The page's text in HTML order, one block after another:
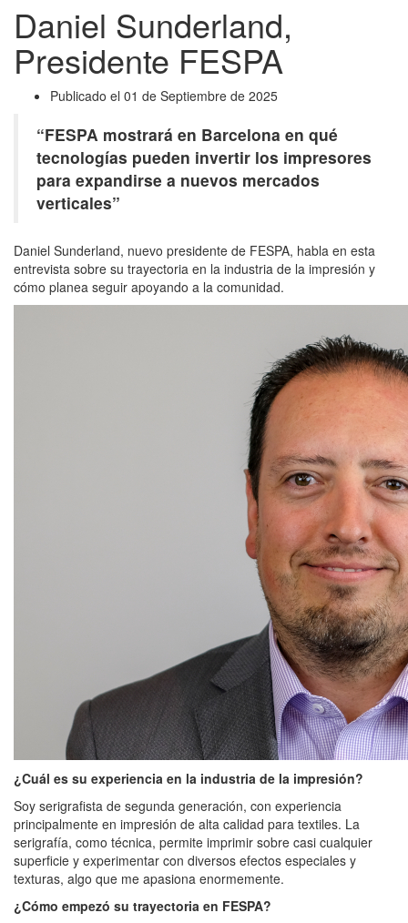
Daniel Sunderland,
Presidente FESPA
Publicado el 01 de Septiembre de 2025
“FESPA mostrará en Barcelona en qué
tecnologías pueden invertir los impresores
para expandirse a nuevos mercados
verticales”
Daniel Sunderland, nuevo presidente de FESPA, habla en esta
entrevista sobre su trayectoria en la industria de la impresión y
cómo planea seguir apoyando a la comunidad.
¿Cuál es su experiencia en la industria de la impresión?
Soy serigrafista de segunda generación, con experiencia
principalmente en impresión de alta calidad para textiles. La
serigrafía, como técnica, permite imprimir sobre casi cualquier
superficie y experimentar con diversos efectos especiales y
texturas, algo que me apasiona enormemente.
¿Cómo empezó su trayectoria en FESPA?